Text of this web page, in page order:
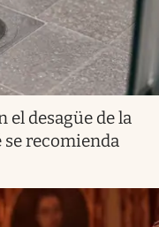
el desagüe de la
se recomienda